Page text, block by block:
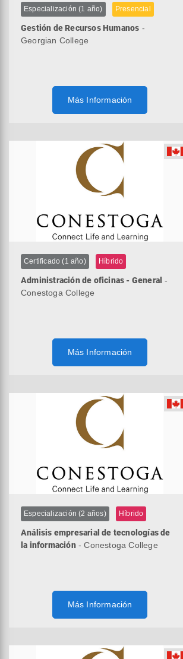
Especialización (1 año) Presencial
Gestión de Recursos Humanos -
Georgian College
Más Información
Certificado (1 año) Híbrido
Administración de oficinas - General -
Conestoga College
Más Información
Especialización (2 años) Híbrido
Análisis empresarial de tecnologías de
la información- Conestoga College
Más Información